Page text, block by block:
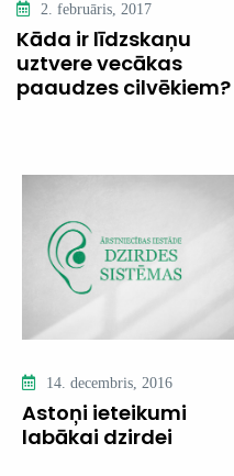
2. februāris, 2017
Kāda ir līdzskaņu
uztvere vecākas
paaudzes cilvēkiem?
14. decembris, 2016
Astoņi ieteikumi
labākai dzirdei